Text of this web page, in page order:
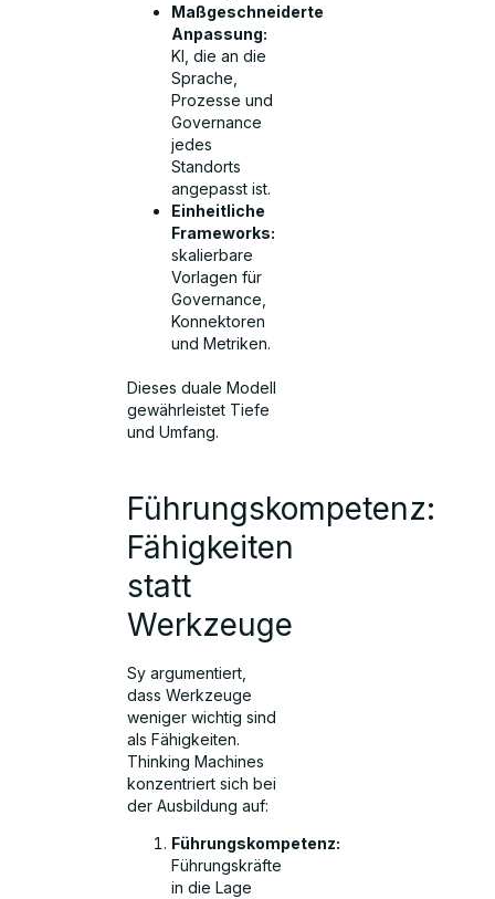
Maßgeschneiderte
Anpassung:
KI, die an die
Sprache,
Prozesse und
Governance
jedes
Standorts
angepasst ist.
Einheitliche
Frameworks:
skalierbare
Vorlagen für
Governance,
Konnektoren
und Metriken.
Dieses duale Modell
gewährleistet Tiefe
und Umfang.
Führungskompetenz:
Fähigkeiten
statt
Werkzeuge
Sy argumentiert,
dass Werkzeuge
weniger wichtig sind
als Fähigkeiten.
Thinking Machines
konzentriert sich bei
der Ausbildung auf:
Führungskompetenz:
Führungskräfte
in die Lage